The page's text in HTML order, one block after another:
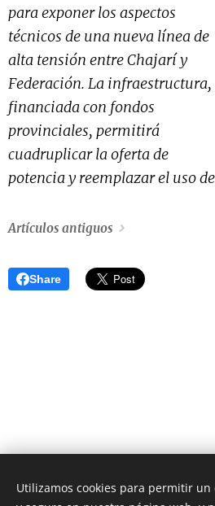
para exponer los aspectos
técnicos de una nueva línea de
alta tensión entre Chajarí y
Federación. La infraestructura,
financiada con fondos
provinciales, permitirá
cuadruplicar la oferta de
potencia y reemplazar el uso
Artículos antiguos
Share
Utilizamos cookies para permitir